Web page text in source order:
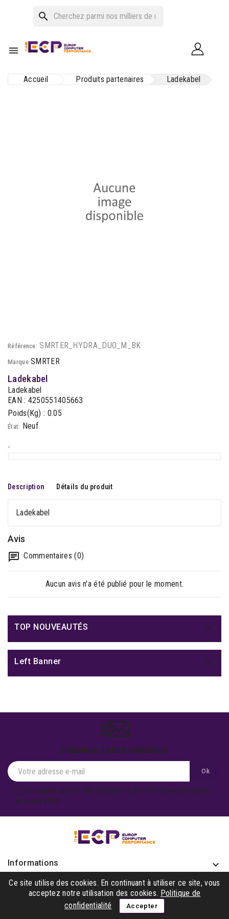
search

Accueil Produits partenaires Ladekabel
Référence: SMRTER_HYDRA_DUO_M_BK
Marque SMRTER
Ladekabel
Ladekabel
EAN : 4250551405663
Poids(Kg) : 0.05
État: Neuf
-
Description Détails du produit
Ladekabel
Avis
Commentaires (0)
Aucun avis n'a été publié pour le moment.
TOP NOUVEAUTÉS 
Left Banner 
S'abonner à notre newsletter
Je souhaite recevoir des actualités ou des offres promotionnelles
de la part d'ECP.
Informations keyboard_arrow_down
Produits 
Notre société
Ce site utilise des cookies. En continuant à utiliser ce site, vous
acceptez notre utilisation des cookies. Politique de
confidentialité
Accepter